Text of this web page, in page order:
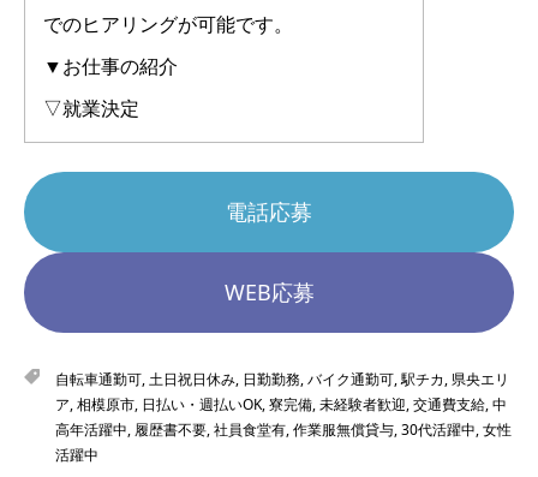
でのヒアリングが可能です。
▼お仕事の紹介
▽就業決定
電話応募
WEB応募
自転車通勤可,土日祝日休み, 日勤勤務,バイク通勤可,駅チカ, 県央エリ
ア,相模原市, 日払い・週払いOK,寮完備,未経験者歓迎,交通費支給,中
高年活躍中, 履歴書不要,社員食堂有,作業服無償貸与,30代活躍中,女性
活躍中